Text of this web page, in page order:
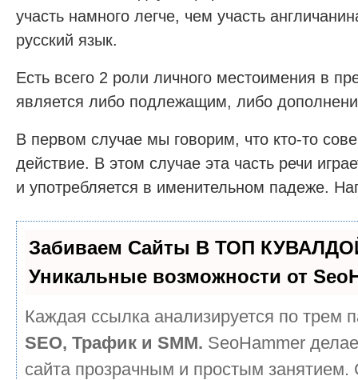
участь намного легче, чем участь
русский язык.
Есть всего 2 роли личного местоимения в
является либо подлежащим, либо
В первом случае мы говорим, что кто-то
действие. В этом случае эта часть речи
и употребляется в именительном падеже.
Забиваем Сайты В ТОП
Уникальные возможности от
Каждая ссылка анализируется по трем
SEO, Трафик и SMM. SeoHammer
сайта прозрачным и простым